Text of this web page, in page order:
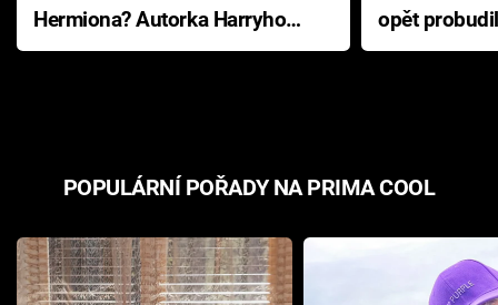
Hermiona? Autorka Harryho
Pottera přišla s ráznou
opět
přichází s
POPULÁRNÍ POŘADY NA PRIMA COOL